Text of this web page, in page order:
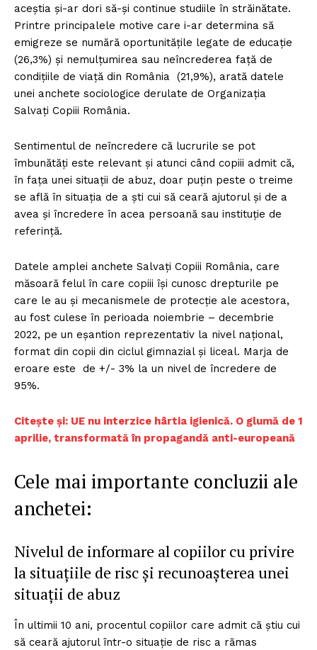
aceștia și-ar dori să-și continue studiile în străinătate.
Printre principalele motive care i-ar determina să
emigreze se numără oportunitățile legate de educație
(26,3%) și nemulțumirea sau neîncrederea față de
condițiile de viață din România (21,9%), arată datele
unei anchete sociologice derulate de Organizația
Salvați Copiii România.
Sentimentul de neîncredere că lucrurile se pot
îmbunătăți este relevant și atunci când copiii admit că,
în fața unei situații de abuz, doar puțin peste o treime
se află în situația de a ști cui să ceară ajutorul și de a
avea și încredere în acea persoană sau instituție de
referință.
Datele amplei anchete Salvați Copiii România, care
măsoară felul în care copiii își cunosc drepturile pe
care le au și mecanismele de protecție ale acestora,
au fost culese în perioada noiembrie – decembrie
2022, pe un eșantion reprezentativ la nivel naţional,
format din copii din ciclul gimnazial și liceal. Marja de
eroare este de +/- 3% la un nivel de încredere de
95%.
Citește și: UE nu interzice hârtia igienică. O glumă de 1
aprilie, transformată în propagandă anti-europeană
Cele mai importante concluzii ale
anchetei:
Nivelul de informare al copiilor cu privire
la situațiile de risc și recunoașterea unei
situații de abuz
În ultimii 10 ani, procentul copiilor care admit că știu cui
să ceară ajutorul într-o situație de risc a rămas